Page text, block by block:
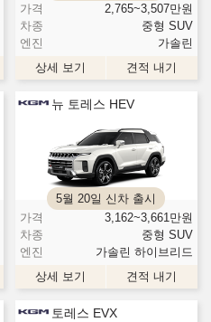
가격
2,765~3,507만원
차종
중형 SUV
엔진
가솔린
상세 보기
견적 내기
뉴 토레스 HEV
5월 20일 신차 출시
가격
3,162~3,661만원
차종
중형 SUV
엔진
가솔린 하이브리드
상세 보기
견적 내기
토레스 EVX